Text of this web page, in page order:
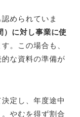
められていま
）に対し事業に使
す。この場合も、
な資料の準備が
定し、年度途中
やむを得ず割合